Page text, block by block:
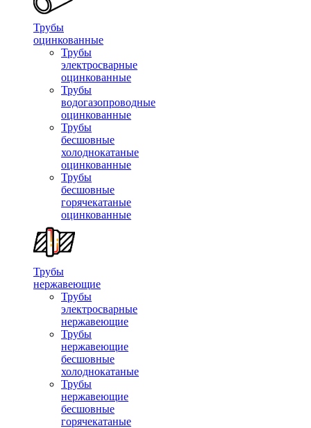
Трубы
оцинкованные
Трубы
электросварные
оцинкованные
Трубы
водогазопроводные
оцинкованные
Трубы
бесшовные
холоднокатаные
оцинкованные
Трубы
бесшовные
горячекатаные
оцинкованные
Трубы
нержавеющие
Трубы
электросварные
нержавеющие
Трубы
нержавеющие
бесшовные
холоднокатаные
Трубы
нержавеющие
бесшовные
горячекатаные